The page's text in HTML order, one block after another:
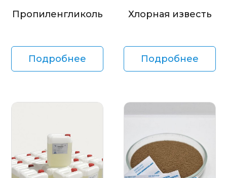
Пропиленгликоль
Подробнее
Хлорная известь
Подробнее